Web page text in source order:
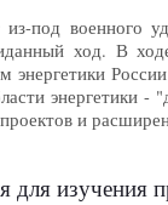
из-под военного
ход. В
энергетики
и
для изучения